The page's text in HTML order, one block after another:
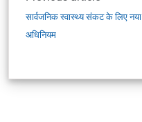
सार्वजनिक स्वास्थ्य संकट के लिए नया
अधिनियम